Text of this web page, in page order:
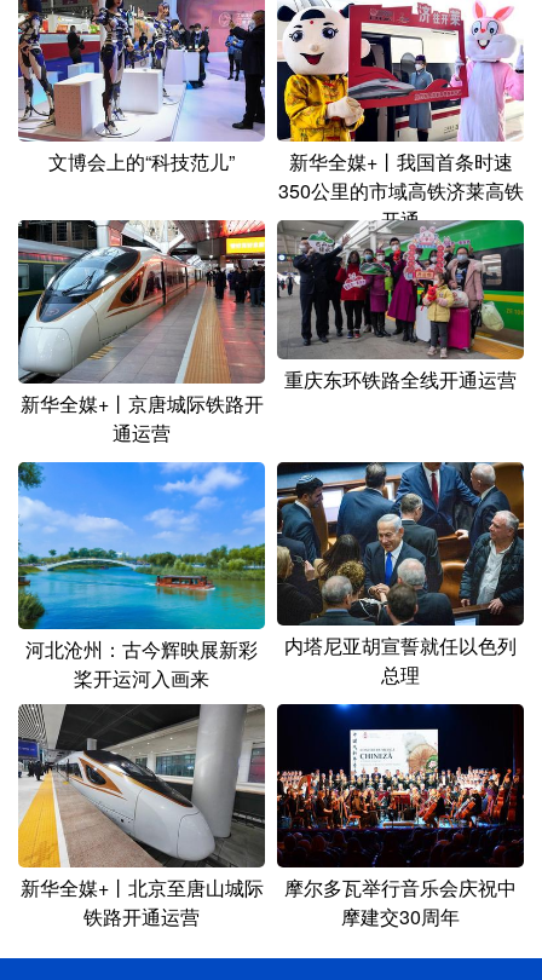
文博会上的“科技范儿”
新华全媒+丨我国首条时速
350公里的市域高铁济莱高铁
开通
新华全媒+丨京唐城际铁路开
通运营
重庆东环铁路全线开通运营
河北沧州：古今辉映展新彩
桨开运河入画来
内塔尼亚胡宣誓就任以色列
总理
新华全媒+丨北京至唐山城际
铁路开通运营
摩尔多瓦举行音乐会庆祝中
摩建交30周年